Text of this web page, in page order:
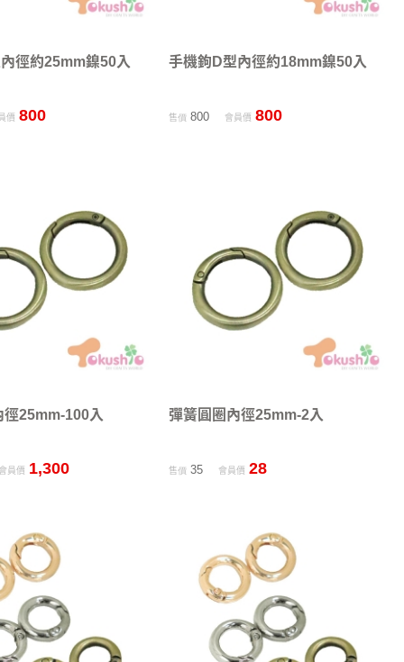
徑約25mm鎳50入
價 800
手機鉤D型內徑約18mm鎳50入
售價800 會員價 800
徑25mm-100入
員價 1,300
彈簧圓圈內徑25mm-2入
售價35 會員價 28